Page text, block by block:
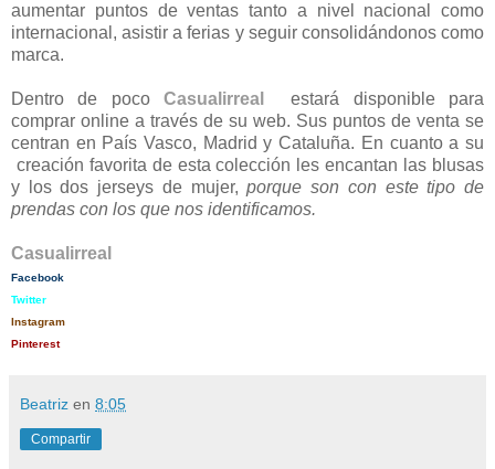
aumentar puntos de ventas tanto a nivel nacional como
internacional, asistir a ferias y seguir consolidándonos como
marca.
Dentro de poco Casualirreal
estará disponible para
comprar online a través de su web. Sus puntos de venta se
centran en País Vasco, Madrid y Cataluña. En cuanto a su
creación favorita de esta colección les encantan las blusas
y los dos jerseys de mujer,porque son con este tipo de
prendas con los que nos identificamos.
Casualirreal
Facebook
Twitter
Instagram
Pinterest
Beatriz en 8:05
Compartir